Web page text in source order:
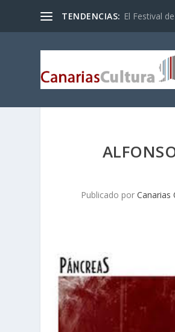
TENDENCIAS: El Festival
Publicado por Canarias